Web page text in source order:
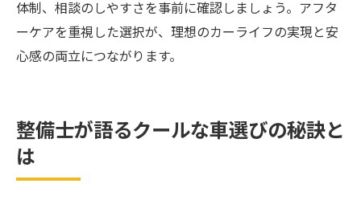
体制、相談のしやすさを事前に確認しましょう。アフタ
ーケアを重視した選択が、理想のカーライフの実現と安
心感の両立につながります。
整備士が語るクールな車選びの秘訣と
は